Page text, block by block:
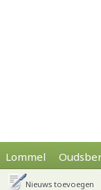
Lommel
Nieuws toevoegen